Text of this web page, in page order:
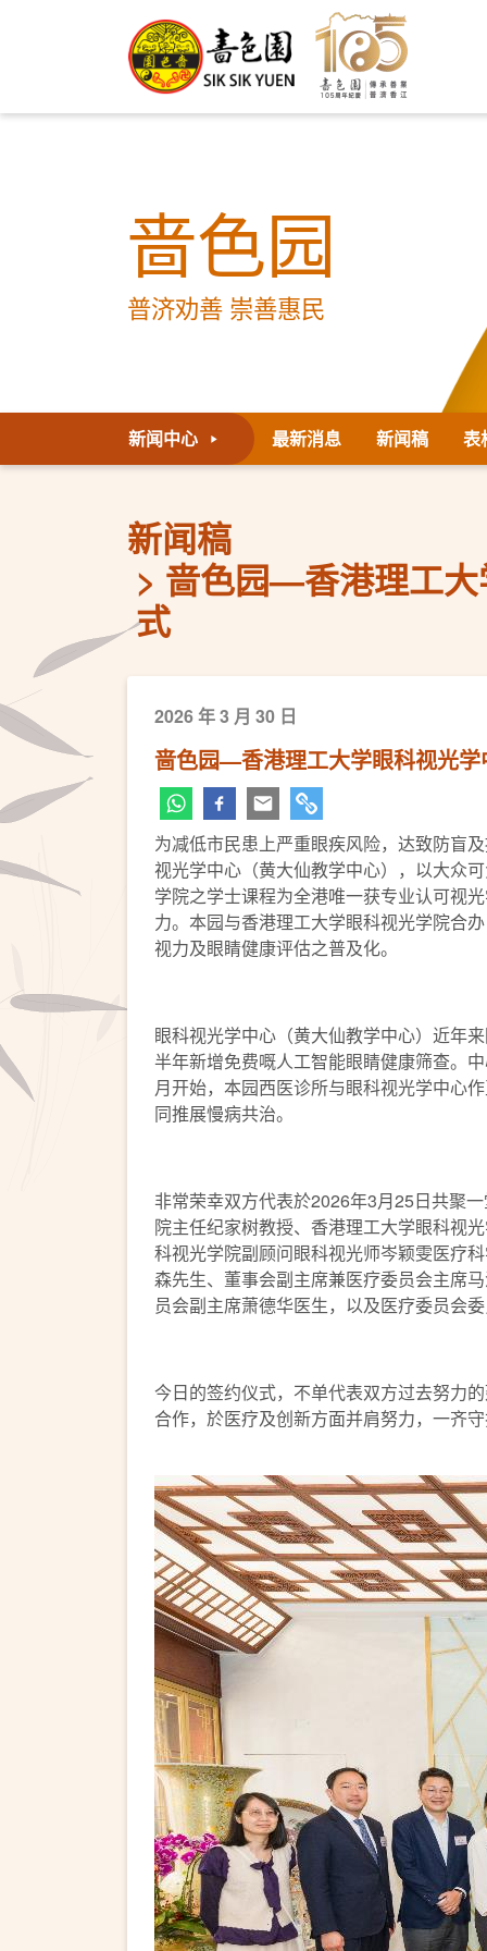
啬色园
普济劝善 崇善惠民
新闻中心 最新消息 新闻稿 表
新闻稿
啬色园—香港理工大
式
2026 年 3 月 30 日
啬色园—香港理工大学眼科视光
为减低市民患上严重眼疾风险，达致防盲
视光学中心（黄大仙教学中心），以大众
学院之学士课程为全港唯一获专业认可视
力。本园与香港理工大学眼科视光学院合
视力及眼睛健康评估之普及化。
眼科视光学中心（黄大仙教学中心）近年
半年新增免费嘅人工智能眼睛健康筛查。
月开始，本园西医诊所与眼科视光学中心
同推展慢病共治。
非常荣幸双方代表於2026年3月25日共聚
院主任纪家树教授、香港理工大学眼科视
科视光学院副顾问眼科视光师岑颖雯医疗
森先生、董事会副主席兼医疗委员会主席
员会副主席萧德华医生，以及医疗委员会
今日的签约仪式，不单代表双方过去努力
合作，於医疗及创新方面并肩努力，一齐